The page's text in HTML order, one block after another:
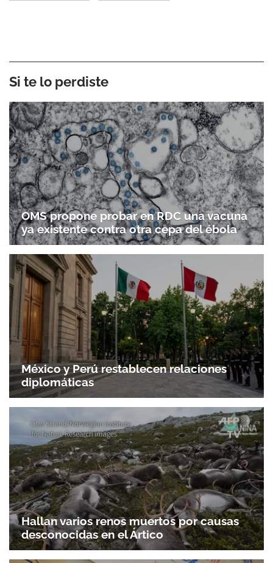
Si te lo perdiste
OMS propone probar en RDC una vacuna
ya existente contra otra cepa del ébola
México y Perú restablecen relaciones
diplomáticas
Hallan varios renos muertos por causas
desconocidas en el Ártico